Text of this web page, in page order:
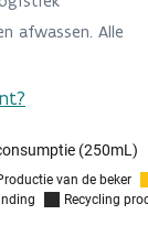
afwassen. Alle